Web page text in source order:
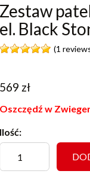
Zestaw
el. Black
(1
569 zł
Oszczędź w
Ilość: